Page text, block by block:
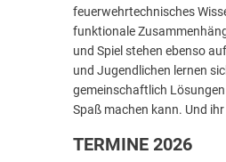
feuerwehrtechnisches
funktionale
und Spiel stehen ebenso
und Jugendlichen lernen
gemeinschaftlich
Spaß machen kann. Und
TERMINE 2026